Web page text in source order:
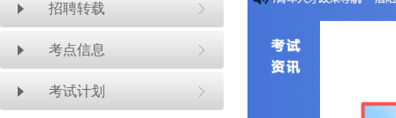
招聘转载
考点信息
考试计划